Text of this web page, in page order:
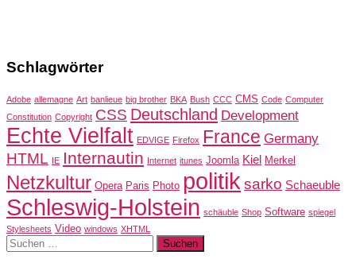
Schlagwörter
Adobe allemagne Art banlieue big brother BKA Bush CCC CMS Code Computer
Constitution Copyright CSS Deutschland Development
Echte Vielfalt EDVIGE Firefox France Germany
HTML IE Internautin Internet itunes Joomla Kiel Merkel
Netzkultur Opera Paris Photo politik sarko Schaeuble
Schleswig-Holstein schäuble Shop Software spiegel
Stylesheets Video windows XHTML
Suchen
nach: